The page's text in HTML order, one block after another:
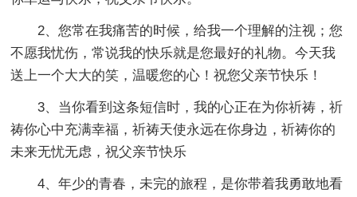
2、您常在我痛苦的时候，给我一个理解的注视；您
不愿我忧伤，常说我的快乐就是您最好的礼物。今天我
送上一个大大的笑，温暖您的心！祝您父亲节快乐！
3、当你看到这条短信时，我的心正在为你祈祷，祈
祷你心中充满幸福，祈祷天使永远在你身边，祈祷你的
未来无忧无虑，祝父亲节快乐
4、年少的青春，未完的旅程，是你带着我勇敢地看